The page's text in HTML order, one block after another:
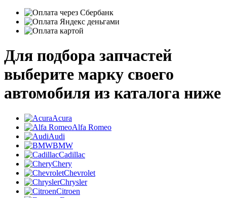
Для подбора запчастей
выберите марку своего
автомобиля из каталога ниже
Acura
Alfa Romeo
Audi
BMW
Cadillac
Chery
Chevrolet
Chrysler
Citroen